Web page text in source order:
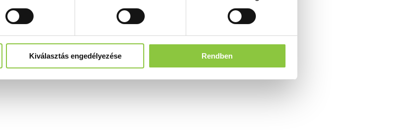
Kiválasztás engedélyezése Rendben